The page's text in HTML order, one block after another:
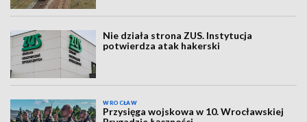
Nie działa strona ZUS. Instytucja
potwierdza atak hakerski
WROCŁAW
Przysięga wojskowa w 10. Wrocławskiej